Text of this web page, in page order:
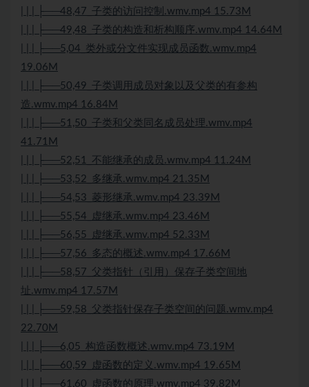
| | | ├──48,47_子类的访问控制.wmv.mp4 15.73M
| | | ├──49,48_子类的构造和析构顺序.wmv.mp4 14.64M
| | | ├──5,04_类外或分文件实现成员函数.wmv.mp4
19.06M
| | | ├──50,49_子类调用成员对象以及父类的有参构
造.wmv.mp4 16.84M
| | | ├──51,50_子类和父类同名成员处理.wmv.mp4
41.71M
| | | ├──52,51_不能继承的成员.wmv.mp4 11.24M
| | | ├──53,52_多继承.wmv.mp4 21.35M
| | | ├──54,53_菱形继承.wmv.mp4 23.39M
| | | ├──55,54_虚继承.wmv.mp4 23.46M
| | | ├──56,55_虚继承.wmv.mp4 52.33M
| | | ├──57,56_多态的概述.wmv.mp4 17.66M
| | | ├──58,57_父类指针（引用）保存子类空间地
址.wmv.mp4 17.57M
| | | ├──59,58_父类指针保存子类空间的问题.wmv.mp4
22.70M
| | | ├──6,05_构造函数概述.wmv.mp4 73.19M
| | | ├──60,59_虚函数的定义.wmv.mp4 19.65M
| | | ├──61,60_虚函数的原理.wmv.mp4 39.82M